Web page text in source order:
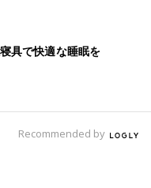
具で快適な睡眠を
Recommended by